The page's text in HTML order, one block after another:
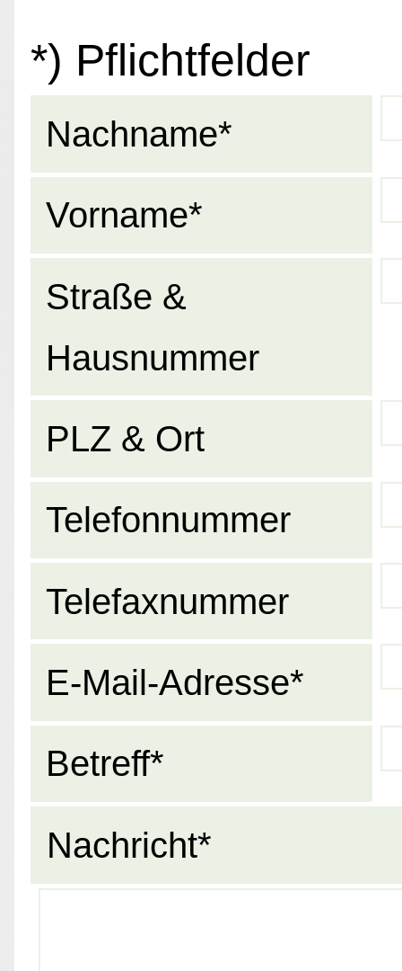
*) Pflichtfelder
Nachname*
Vorname*
Straße &
Hausnummer
PLZ & Ort
Telefonnummer
Telefaxnummer
E-Mail-Adresse*
Betreff*
Nachricht*